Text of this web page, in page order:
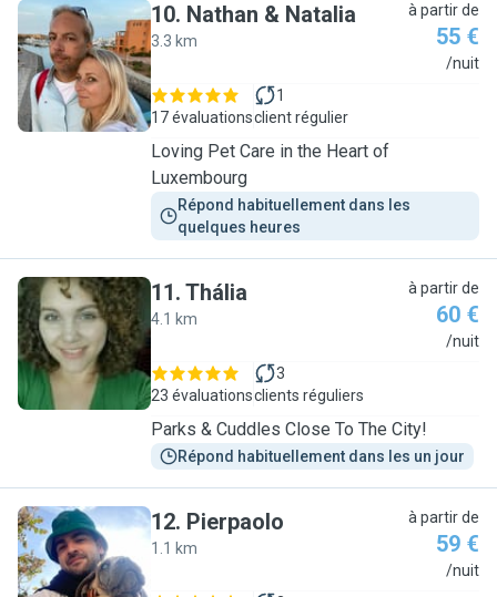
N
10. Nathan & Natalia
3.3 km
à partir de
55 €
/nuit
17 évaluations
1
client régulier
Loving Pet Care in the Heart of
Luxembourg
Répond habituellement dans les
quelques heures
T
11. Thália
4.1 km
à partir de
60 €
/nuit
23 évaluations
3
clients réguliers
Parks & Cuddles Close To The City!
Répond habituellement dans les un jour
P
12. Pierpaolo
1.1 km
à partir de
59 €
/nuit